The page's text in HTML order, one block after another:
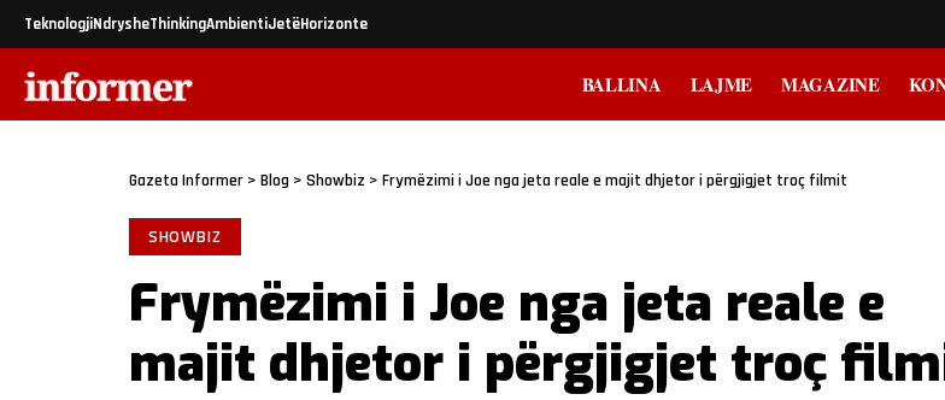
TeknologjiNdrysheThinkingAmbientiJetëHorizonte
BALLINA LAJME MAGAZINE
Gazeta Informer > Blog > Showbiz > Frymëzimi i Joe nga jeta reale e majit dhjetor i përgjigjet troç filmit
SHOWBIZ
Frymëzimi i Joe nga jeta reale e
majit dhjetor i përgjigjet troç